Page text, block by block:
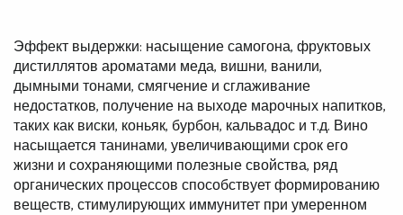
Эффект выдержки: насыщение самогона, фруктовых
дистиллятов ароматами меда, вишни, ванили,
дымными тонами, смягчение и сглаживание
недостатков, получение на выходе марочных напитков,
таких как виски, коньяк, бурбон, кальвадос и т.д. Вино
насыщается танинами, увеличивающими срок его
жизни и сохраняющими полезные свойства, ряд
органических процессов способствует формированию
веществ, стимулирующих иммунитет при умеренном